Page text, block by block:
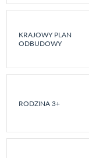
KRAJOWY PLAN
ODBUDOWY
RODZINA 3+